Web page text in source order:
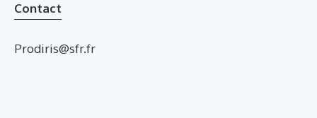
Contact
Prodiris@sfr.fr